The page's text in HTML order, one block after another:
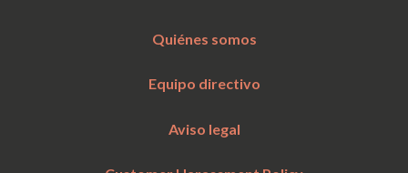
Quiénes somos
Equipo directivo
Aviso legal